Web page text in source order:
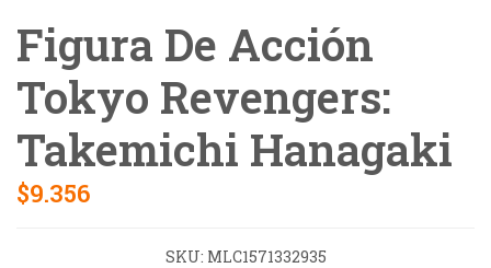
Figura De Acción
Tokyo Revengers:
Takemichi Hanagaki
$9.356
SKU: MLC1571332935